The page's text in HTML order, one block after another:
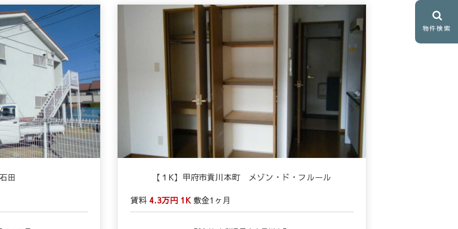
田 【１K】甲府市貢川本町 メゾン・ド・フルール
賃料4.3万円 1K 敷金1ヶ月
物件検索